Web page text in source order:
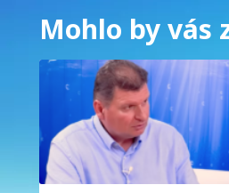
Mohlo by vás